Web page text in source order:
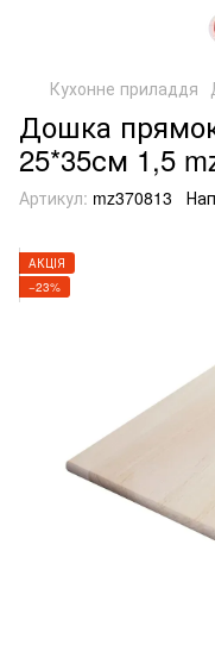
Кухонне приладдя
Дошка
25*35см 1,5
Артикул: mz370813
АКЦІЯ
−23%